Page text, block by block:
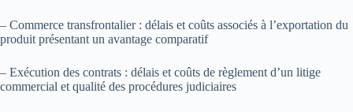
– Commerce transfrontalier : délais et coûts associés à l’exportation du
produit présentant un avantage comparatif
– Exécution des contrats : délais et coûts de règlement d’un litige
commercial et qualité des procédures judiciaires